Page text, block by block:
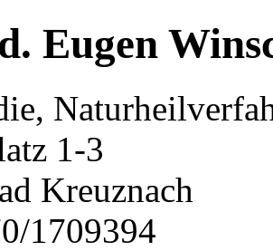
Eugen
1-3
Kreuznach
1709394